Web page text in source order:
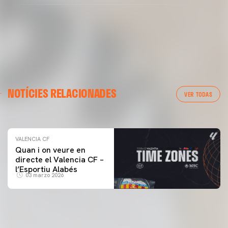
NOTÍCIES RELACIONADES VER TODAS
ENTRENAMENT DEL VALENCIA CF 04/03/26
VALENCIA CF
Quan i on veure en
directe el Valencia CF –
l’Esportiu Alabés
03 marzo 2026